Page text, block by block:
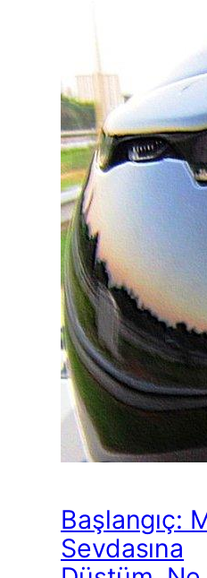
Başlangıç:
Sevdasına